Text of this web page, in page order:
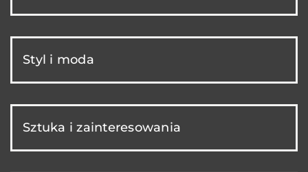
Styl i moda
Sztuka i zainteresowania